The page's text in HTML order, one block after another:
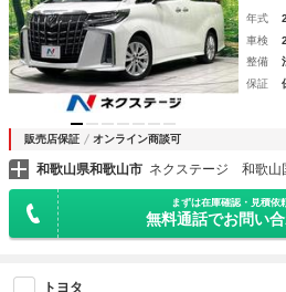
年式
車検
整備
保証
販売店保証 オンライン商談可
和歌山県和歌山市 ネクステージ 和歌山
まずは在庫確認・見積依
無料通話でお問い
トヨタ